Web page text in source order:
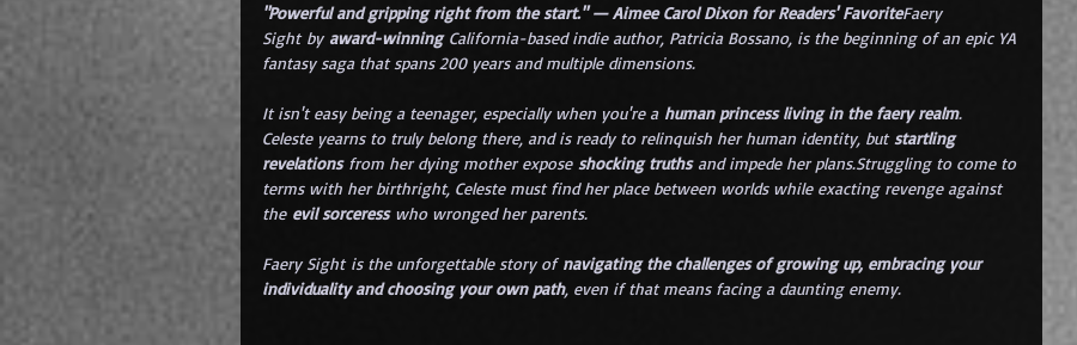
"Powerful and gripping right from the start." — Aimee Carol Dixon for Readers' FavoriteFaery
Sight by award-winning California-based indie author, Patricia Bossano, is the beginning of an epic YA
fantasy saga that spans 200 years and multiple dimensions.
It isn't easy being a teenager, especially when you're a human princess living in the faery realm.
Celeste yearns to truly belong there, and is ready to relinquish her human identity, but startling
revelations from her dying mother expose shocking truths and impede her plans.Struggling to come to
terms with her birthright, Celeste must find her place between worlds while exacting revenge against
the evil sorceress who wronged her parents.
Faery Sight is the unforgettable story of navigating the challenges of growing up, embracing your
individuality and choosing your own path, even if that means facing a daunting enemy.